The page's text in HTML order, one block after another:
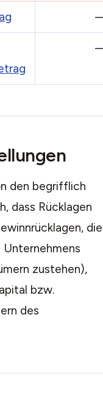
den begrifflich
dass Rücklagen
die
Unternehmens
zustehen),
bzw.
des